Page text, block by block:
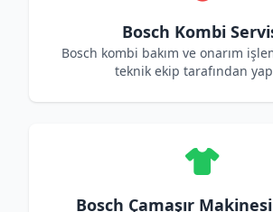
Bosch Kombi
Bosch kombi bakım ve onarım
teknik ekip tarafından
Bosch Çamaşır